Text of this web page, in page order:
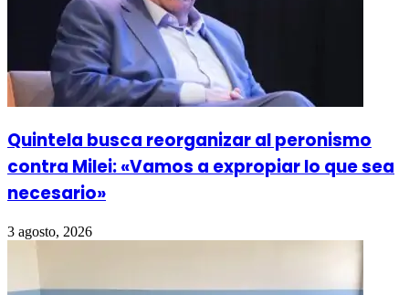
Quintela busca reorganizar al peronismo
contra Milei: «Vamos a expropiar lo que sea
necesario»
3 agosto, 2026